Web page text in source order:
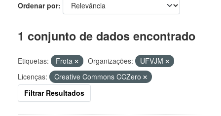
Ordenar por
1 conjunto de dados encontrado
Etiquetas: Frota Organizações:
UFVJM
Licenças:
Creative Commons CCZero
Filtrar Resultados